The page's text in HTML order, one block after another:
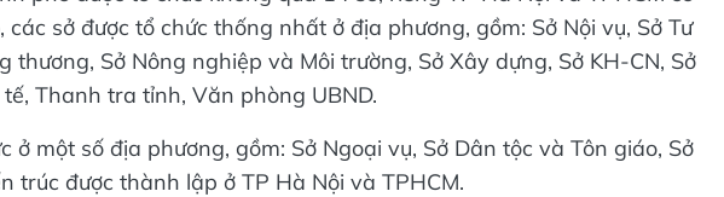
sở được tổ chức thống nhất ở địa phương, gồm: Sở Nội vụ, Sở Tư
thương, Sở Nông nghiệp và Môi trường, Sở Xây dựng, Sở KH-CN, Sở
Thanh tra tỉnh, Văn phòng UBND.
ở một số địa phương, gồm: Sở Ngoại vụ, Sở Dân tộc và Tôn giáo, Sở
trúc được thành lập ở TP Hà Nội và TPHCM.